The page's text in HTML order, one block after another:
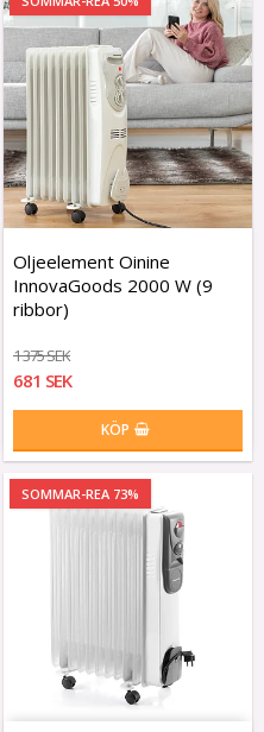
Oljeelement Oinine
InnovaGoods 2000 W (9
ribbor)
1 375 SEK
681 SEK
KÖP
SOMMAR-REA 73%